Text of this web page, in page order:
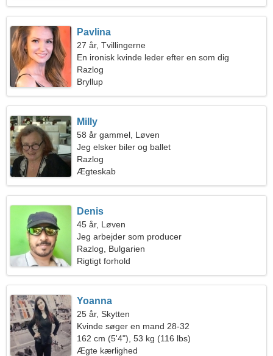
Pavlina
27 år, Tvillingerne
En ironisk kvinde leder efter en som dig
Razlog
Bryllup
Milly
58 år gammel, Løven
Jeg elsker biler og ballet
Razlog
Ægteskab
Denis
45 år, Løven
Jeg arbejder som producer
Razlog, Bulgarien
Rigtigt forhold
Yoanna
25 år, Skytten
Kvinde søger en mand 28-32
162 cm (5'4"), 53 kg (116 lbs)
Ægte kærlighed